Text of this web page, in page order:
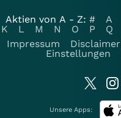
Aktien von A - Z: # A
K
L M N O P Q
Impressum
Disclaimer
Einstellungen
Unsere Apps: